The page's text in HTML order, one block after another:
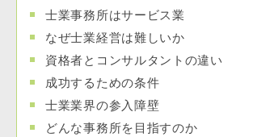
士業事務所はサービス業
なぜ士業経営は難しいか
資格者とコンサルタントの違い
成功するための条件
士業業界の参入障壁
どんな事務所を目指すのか